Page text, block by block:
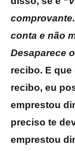
conta e não
Desaparece
recibo. E
recibo, eu
emprestou
preciso te
emprestou